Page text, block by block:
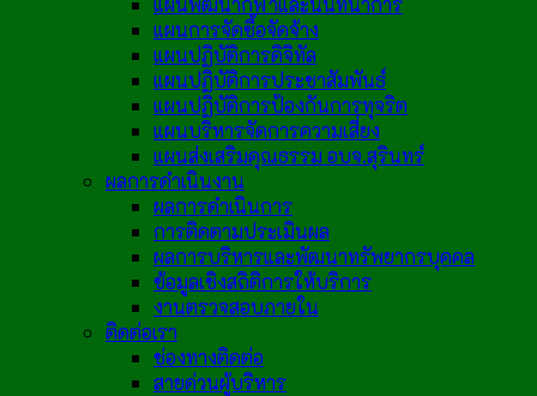
แผนการจัดซื้อจัดจ้าง
แผนปฏิบัติการดิจิทัล
แผนปฏิบัติการประชาสัมพันธ์
แผนปฏิบัติการป้องกันการทุจริต
แผนบริหารจัดการความเสี่ยง
แผนส่งเสริมคุณธรรม อบจ.สุรินทร์
ผลการดำเนินงาน
ผลการดำเนินการ
การติดตามประเมินผล
ผลการบริหารและพัฒนาทรัพยากรบุคคล
ข้อมูลเชิงสถิติการให้บริการ
งานตรวจสอบภายใน
ติดต่อเรา
ช่องทางติดต่อ
สายด่วนผู้บริหาร